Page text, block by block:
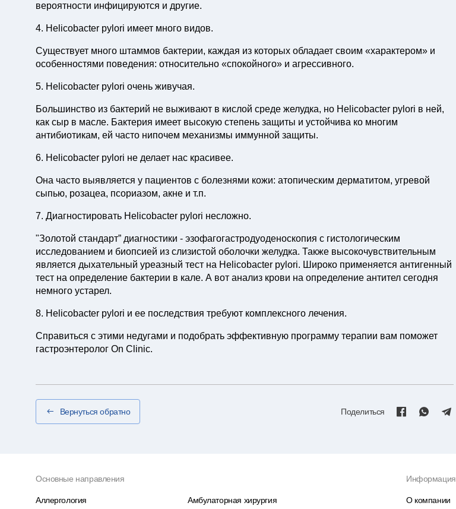
вероятности инфицируются и другие.
4. Helicobacter pylori имеет много видов.
Существует много штаммов бактерии, каждая из которых обладает своим «характером» и
особенностями поведения: относительно «спокойного» и агрессивного.
5. Helicobacter pylori очень живучая.
Большинство из бактерий не выживают в кислой среде желудка, но Helicobacter pylori в ней,
как сыр в масле. Бактерия имеет высокую степень защиты и устойчива ко многим
антибиотикам, ей часто нипочем механизмы иммунной защиты.
6. Helicobacter pylori не делает нас красивее.
Она часто выявляется у пациентов с болезнями кожи: атопическим дерматитом, угревой
сыпью, розацеа, псориазом, акне и т.п.
7. Диагностировать Helicobacter pylori несложно.
"Золотой стандарт” диагностики - эзофагогастродуоденоскопия с гистологическим
исследованием и биопсией из слизистой оболочки желудка. Также высокочувствительным
является дыхательный уреазный тест на Helicobacter pylori. Широко применяется антигенный
тест на определение бактерии в кале. А вот анализ крови на определение антител сегодня
немного устарел.
8. Helicobacter pylori и ее последствия требуют комплексного лечения.
Справиться с этими недугами и подобрать эффективную программу терапии вам поможет
гастроэнтеролог On Clinic.
Вернуться обратно Поделиться
Основные направления
Аллергология Амбулаторная хирургия
Информация
О компании